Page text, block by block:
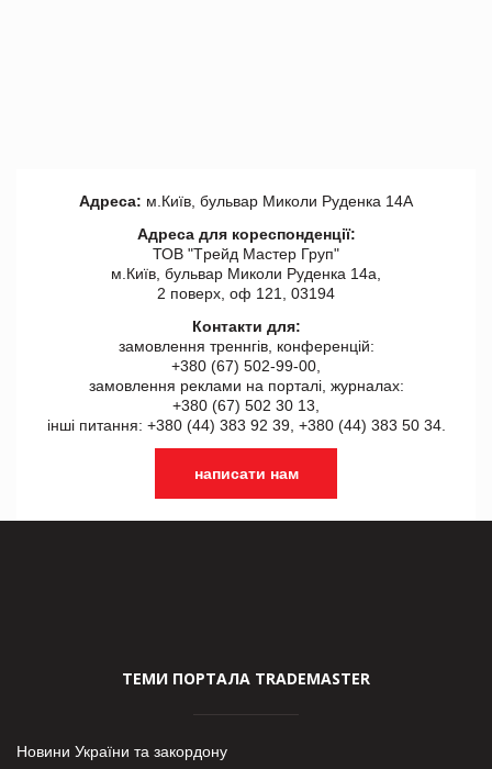
Адреса: м.Київ, бульвар Миколи Руденка 14А
Адреса для кореспонденції:
ТОВ "Tрейд Мастер Груп"
м.Київ, бульвар Миколи Руденка 14а,
2 поверх, оф 121, 03194
Контакти для:
замовлення треннгів, конференцій:
+380 (67) 502-99-00,
замовлення реклами на порталі, журналах:
+380 (67) 502 30 13,
інші питання: +380 (44) 383 92 39, +380 (44) 383 50 34.
написати нам
ТЕМИ ПОРТАЛА TRADEMASTER
Новини України та закордону